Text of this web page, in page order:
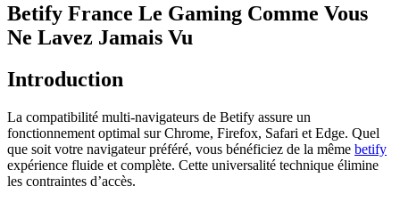
Betify France Le Gaming Comme Vous
Ne Lavez Jamais Vu
Introduction
La compatibilité multi-navigateurs de Betify assure un
fonctionnement optimal sur Chrome, Firefox, Safari et Edge. Quel
que soit votre navigateur préféré, vous bénéficiez de la même betify
expérience fluide et complète. Cette universalité technique élimine
les contraintes d’accès.